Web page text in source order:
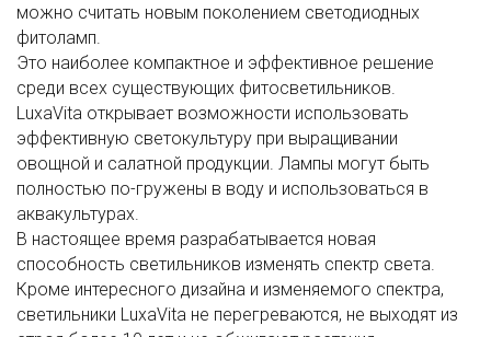
можно считать новым поколением светодиодных
фитоламп.
Это наиболее компактное и эффективное решение
среди всех существующих фитосветильников.
LuxaVita открывает возможности использовать
эффективную светокультуру при выращивании
овощной и салатной продукции. Лампы могут быть
полностью по-гружены в воду и использоваться в
аквакультурах.
В настоящее время разрабатывается новая
способность светильников изменять спектр света.
Кроме интересного дизайна и изменяемого спектра,
светильники LuxaVita не перегреваются, не выходят из